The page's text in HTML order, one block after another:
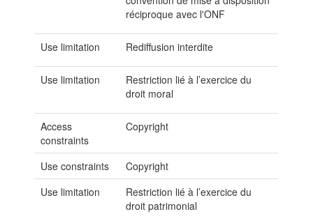
réciproque avec l'ONF
Use limitation Rediffusion interdite
Use limitation
Restriction lié à l’exercice du
droit moral
Access
constraints
Copyright
Use constraints
Copyright
Use limitation
Restriction lié à l’exercice du
droit patrimonial